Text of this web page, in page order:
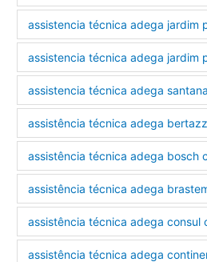
assistencia técnica adega jardim
assistencia técnica adega jardim
assistencia técnica adega santana
assistência técnica adega
assistência técnica adega bosch
assistência técnica adega
assistência técnica adega consul
assistência técnica adega